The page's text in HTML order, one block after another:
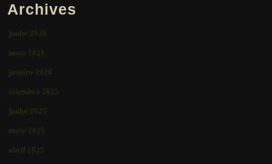
Archives
junho 2026
maio 2026
janeiro 2026
setembro 2025
junho 2025
maio 2025
abril 2025